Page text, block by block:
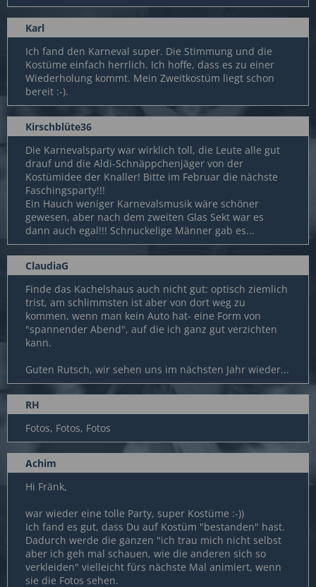
Karl
Ich fand den Karneval super. Die Stimmung und die
Kostüme einfach herrlich. Ich hoffe, dass es zu einer
Wiederholung kommt. Mein Zweitkostüm liegt schon
bereit :-).
Kirschblüte36
Die Karnevalsparty war wirklich toll, die Leute alle gut
drauf und die Aldi-Schnäppchenjäger von der
Kostümidee der Knaller! Bitte im Februar die nächste
Faschingsparty!!!
Ein Hauch weniger Karnevalsmusik wäre schöner
gewesen, aber nach dem zweiten Glas Sekt war es
dann auch egal!!! Schnuckelige Männer gab es...
ClaudiaG
Finde das Kachelshaus auch nicht gut: optisch ziemlich
trist, am schlimmsten ist aber von dort weg zu
kommen, wenn man kein Auto hat- eine Form von
"spannender Abend", auf die ich ganz gut verzichten
kann.
Guten Rutsch, wir sehen uns im nächsten Jahr wieder...
RH
Fotos, Fotos, Fotos
Achim
Hi Fränk,
war wieder eine tolle Party, super Kostüme :-))
Ich fand es gut, dass Du auf Kostüm "bestanden" hast.
Dadurch werde die ganzen "ich trau mich nicht selbst
aber ich geh mal schauen, wie die anderen sich so
verkleiden" vielleicht fürs nächste Mal animiert, wenn
sie die Fotos sehen.